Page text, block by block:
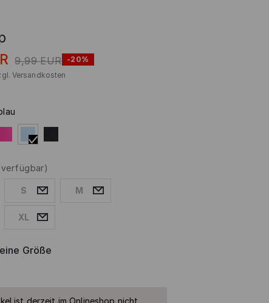
9,99 EUR
-20%
Versandkosten
verfügbar)
S M
XL
Größe
ist derzeit im Onlineshop nicht